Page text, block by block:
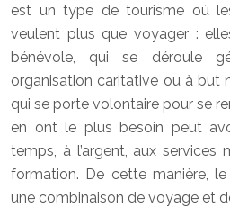
est un type de tourisme où
veulent plus que voyager :
bénévole, qui se déroule
organisation caritative ou à but
qui se porte volontaire pour se
en ont le plus besoin peut
temps, à l’argent, aux
formation. De cette manière,
une combinaison de voyage et